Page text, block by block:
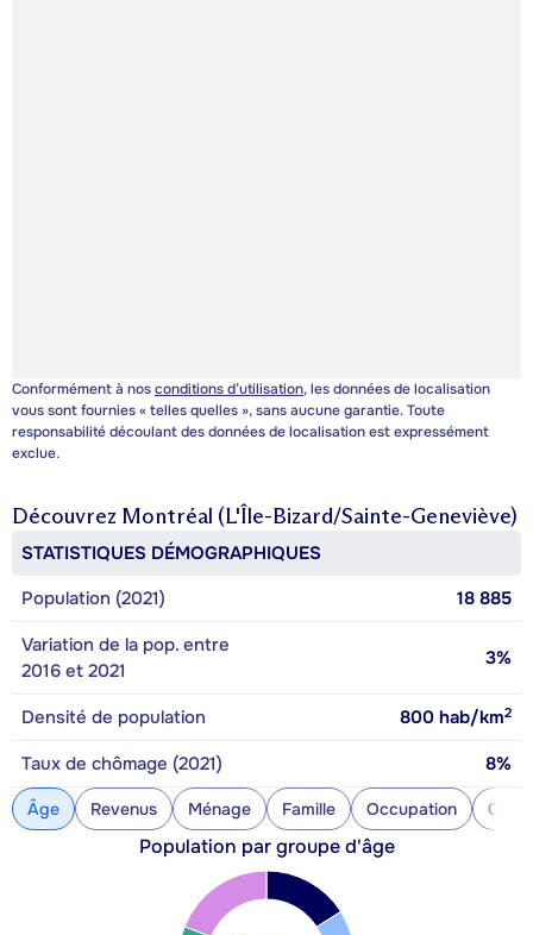
Conformément à nosconditions d’utilisation, les données de localisation
vous sont fournies « telles quelles », sans aucune garantie. Toute
responsabilité découlant des données de localisation est expressément
exclue.
Découvrez Montréal (L'Île-Bizard/Sainte-Geneviève)
STATISTIQUES DÉMOGRAPHIQUES
Population (2021)
18 885
Variation de la pop. entre
2016 et 2021
3%
Densité de population 800 hab/km2
Taux de chômage (2021) 8%
Âge Revenus Ménage Famille Occupation
Population par groupe d'âge